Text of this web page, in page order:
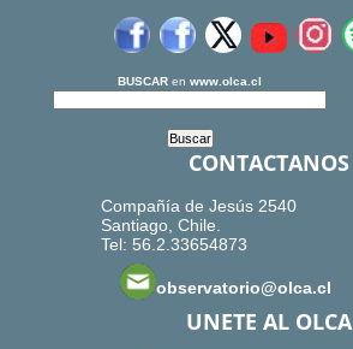
BUSCAR en www.olca.cl
CONTACTANOS
Compañía de Jesús 2540
Santiago, Chile.
Tel: 56.2.33654873
observatorio@olca.cl
UNETE AL OLCA